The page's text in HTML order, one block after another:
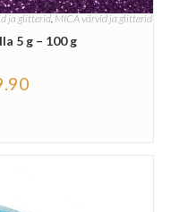
ja glitterid, MICA värvid ja glitterid
5 g – 100 g